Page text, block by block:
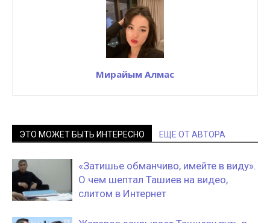
Мирайым Алмас
ЭТО МОЖЕТ БЫТЬ ИНТЕРЕСНО ЕЩЕ ОТ АВТОРА
«Затишье обманчиво, имейте в виду».
О чем шептал Ташиев на видео,
слитом в Интернет